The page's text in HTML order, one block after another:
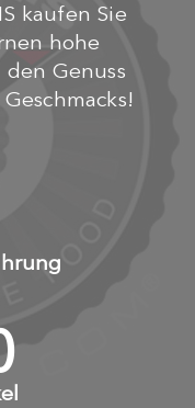
kaufen Sie
hohe
Genuss